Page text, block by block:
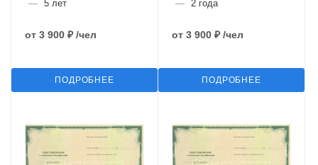
— 5 лет
от 3 900 ₽ /чел
ПОДРОБНЕЕ
— 2 года
от 3 900 ₽ /чел
ПОДРОБНЕЕ